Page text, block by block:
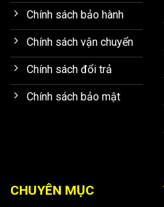
Chính sách bảo hành
Chính sách vận chuyển
Chính sách đổi trả
Chính sách bảo mật
CHUYÊN MỤC